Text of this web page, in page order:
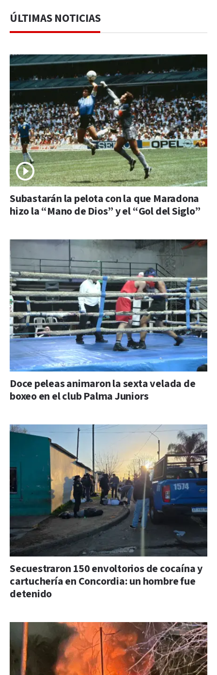
ÚLTIMAS NOTICIAS
Subastarán la pelota con la que Maradona
hizo la “Mano de Dios” y el “Gol del Siglo”
Doce peleas animaron la sexta velada de
boxeo en el club Palma Juniors
Secuestraron 150 envoltorios de cocaína y
cartuchería en Concordia: un hombre fue
detenido